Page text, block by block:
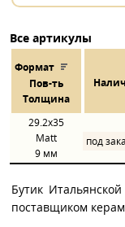
Все артикулы
Формат
Пов-ть
Толщина
29.2x35
Matt
9 мм
под
Бутик
поставщиком